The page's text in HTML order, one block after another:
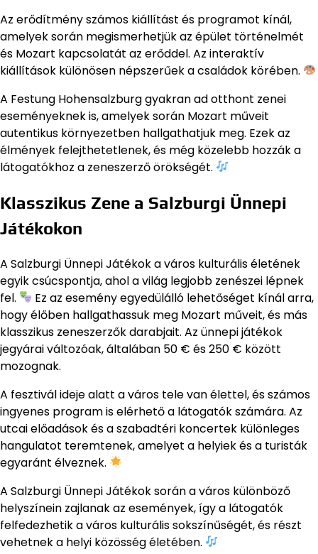
Az erődítmény számos kiállítást és programot kínál,
amelyek során megismerhetjük az épület történelmét
és Mozart kapcsolatát az erőddel. Az interaktív
kiállítások különösen népszerűek a családok körében.
A Festung Hohensalzburg gyakran ad otthont zenei
eseményeknek is, amelyek során Mozart műveit
autentikus környezetben hallgathatjuk meg. Ezek az
élmények felejthetetlenek, és még közelebb hozzák a
látogatókhoz a zeneszerző örökségét.
Klasszikus Zene a Salzburgi Ünnepi
Játékokon
A Salzburgi Ünnepi Játékok a város kulturális életének
egyik csúcspontja, ahol a világ legjobb zenészei lépnek
fel.
Ez az esemény egyedülálló lehetőséget kínál arra,
hogy élőben hallgathassuk meg Mozart műveit, és más
klasszikus zeneszerzők darabjait. Az ünnepi játékok
jegyárai változóak, általában 50 € és 250 € között
mozognak.
A fesztivál ideje alatt a város tele van élettel, és számos
ingyenes program is elérhető a látogatók számára. Az
utcai előadások és a szabadtéri koncertek különleges
hangulatot teremtenek, amelyet a helyiek és a turisták
egyaránt élveznek.
A Salzburgi Ünnepi Játékok során a város különböző
helyszínein zajlanak az események, így a látogatók
felfedezhetik a város kulturális sokszínűségét, és részt
vehetnek a helyi közösség életében.